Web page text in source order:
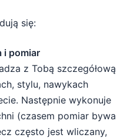
się:
i pomiar
z Tobą szczegółową
stylu, nawykach
Następnie wykonuje
(czasem pomiar bywa
często jest wliczany,